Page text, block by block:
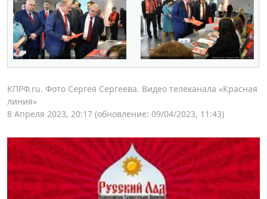
КПРФ.ru. Фото Сергея Сергеева. Видео телеканала «Красная
линия»
8 Апреля 2023, 20:17 (обновление: 09/04/2023, 11:43)